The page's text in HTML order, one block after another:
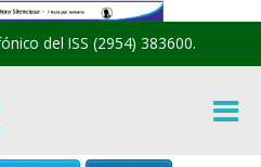
del ISS (2954) 383600.